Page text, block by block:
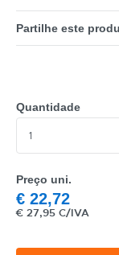
Partilhe este
Quantidade
Preço uni.
€ 22,72
€ 27,95 C/IVA
REF
EAN
NOME